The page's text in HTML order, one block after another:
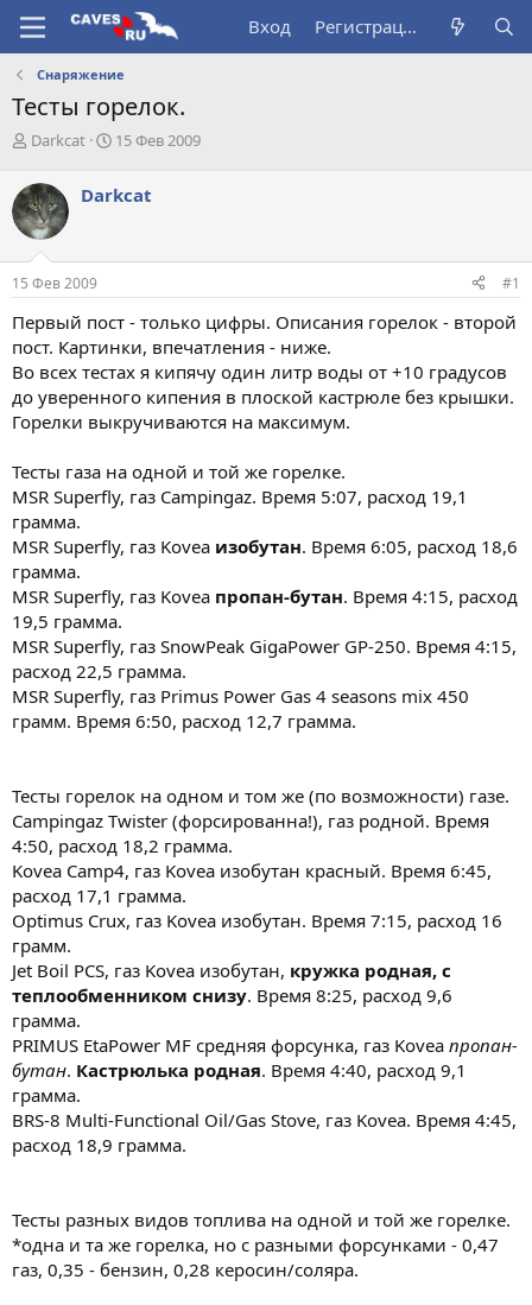
Вход Регистрация
Снаряжение
Тесты горелок.
А
т
о
р
т
е
м
Darkcat
Д
а
ч
а
15 Фев 2009
Darkcat
15 Фев 2009 #1
Первый пост - только цифры. Описания горелок - второй
пост. Картинки, впечатления - ниже.
Во всех тестах я кипячу один литр воды от +10 градусов
до уверенного кипения в плоской кастрюле без крышки.
Горелки выкручиваются на максимум.
Тесты газа на одной и той же горелке.
MSR Superfly, газ Campingaz. Время 5:07, расход 19,1
грамма.
MSR Superfly, газ Kovea изобутан. Время 6:05, расход 18,6
грамма.
MSR Superfly, газ Kovea пропан-бутан. Время 4:15, расход
19,5 грамма.
MSR Superfly, газ SnowPeak GigaPower GP-250. Время 4:15,
расход 22,5 грамма.
MSR Superfly, газ Primus Power Gas 4 seasons mix 450
грамм. Время 6:50, расход 12,7 грамма.
Тесты горелок на одном и том же (по возможности) газе.
Campingaz Twister (форсированна!), газ родной. Время
4:50, расход 18,2 грамма.
Kovea Camp4, газ Kovea изобутан красный. Время 6:45,
расход 17,1 грамма.
Optimus Crux, газ Kovea изобутан. Время 7:15, расход 16
грамм.
Jet Boil PCS, газ Kovea изобутан, кружка родная, с
теплообменником снизу. Время 8:25, расход 9,6
грамма.
PRIMUS EtaPower MF средняя форсунка, газ Kovea пропан-
бутан. Кастрюлька родная. Время 4:40, расход 9,1
грамма.
BRS-8 Multi-Functional Oil/Gas Stove, газ Kovea. Время 4:45,
расход 18,9 грамма.
Тесты разных видов топлива на одной и той же горелке.
*одна и та же горелка, но с разными форсунками - 0,47
газ, 0,35 - бензин, 0,28 керосин/соляра.